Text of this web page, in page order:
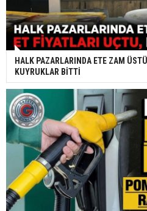
HALK PAZARLARINDA ETE ZAM
KUYRUKLAR BİTTİ